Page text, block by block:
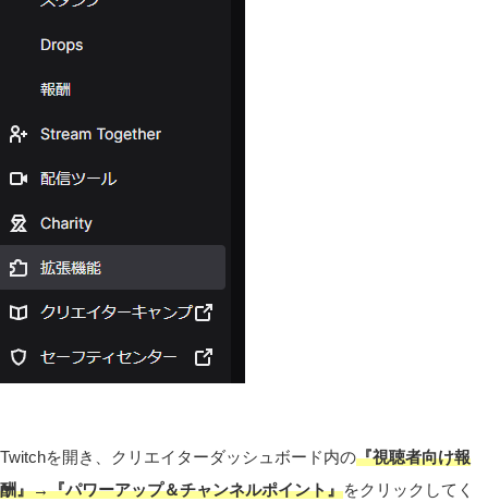
Twitchを開き、クリエイターダッシュボード内の『視聴者向け報
酬』→『パワーアップ＆チャンネルポイント』をクリックしてく